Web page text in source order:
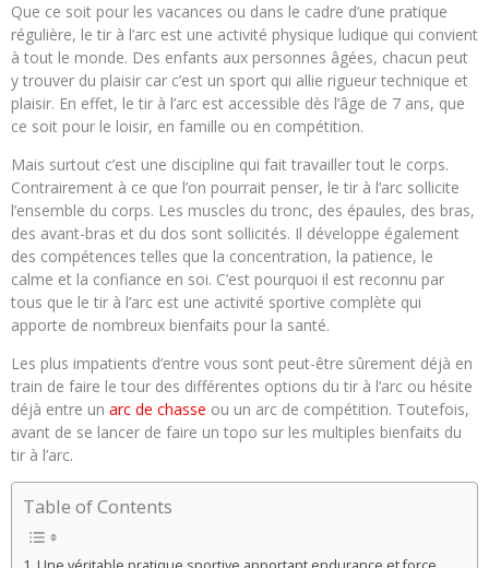
Que ce soit pour les vacances ou dans le cadre d’une pratique
régulière, le tir à l’arc est une activité physique ludique qui convient
à tout le monde. Des enfants aux personnes âgées, chacun peut
y trouver du plaisir car c’est un sport qui allie rigueur technique et
plaisir. En effet, le tir à l’arc est accessible dès l’âge de 7 ans, que
ce soit pour le loisir, en famille ou en compétition.
Mais surtout c’est une discipline qui fait travailler tout le corps.
Contrairement à ce que l’on pourrait penser, le tir à l’arc sollicite
l’ensemble du corps. Les muscles du tronc, des épaules, des bras,
des avant-bras et du dos sont sollicités. Il développe également
des compétences telles que la concentration, la patience, le
calme et la confiance en soi. C’est pourquoi il est reconnu par
tous que le tir à l’arc est une activité sportive complète qui
apporte de nombreux bienfaits pour la santé.
Les plus impatients d’entre vous sont peut-être sûrement déjà en
train de faire le tour des différentes options du tir à l’arc ou hésite
déjà entre un arc de chasse ou un arc de compétition. Toutefois,
avant de se lancer de faire un topo sur les multiples bienfaits du
tir à l’arc.
Table of Contents